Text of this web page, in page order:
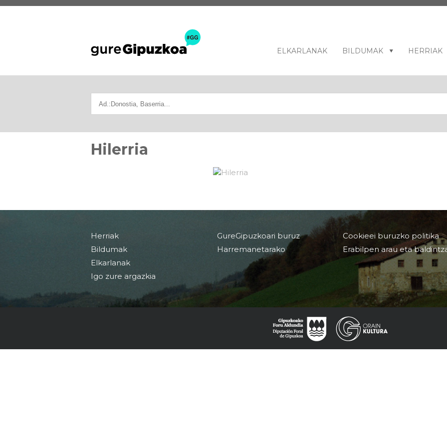
ELKARLANAK BILDUMAK HERRIAK
Hilerria
Herriak
Bildumak
Elkarlanak
Igo zure argazkia
GureGipuzkoari buruz
Harremanetarako
Cookieei buruzko politika
Erabilpen arau eta